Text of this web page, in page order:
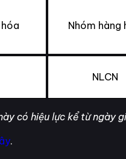
Nhóm hàng
NLCN
có hiệu lực kể từ ngày
.